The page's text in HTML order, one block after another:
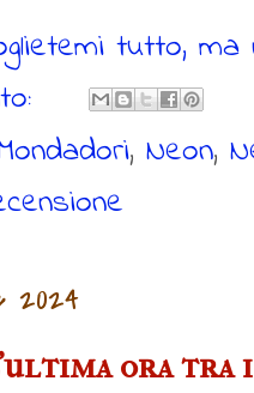
tutto, ma
, Neon,
2024
ora tra